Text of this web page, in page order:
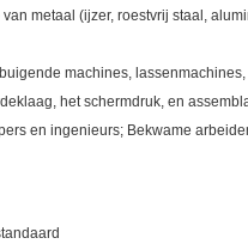
metaal (ijzer, roestvrij staal,
machines,
het schermdruk, en
en ingenieurs; Bekwame